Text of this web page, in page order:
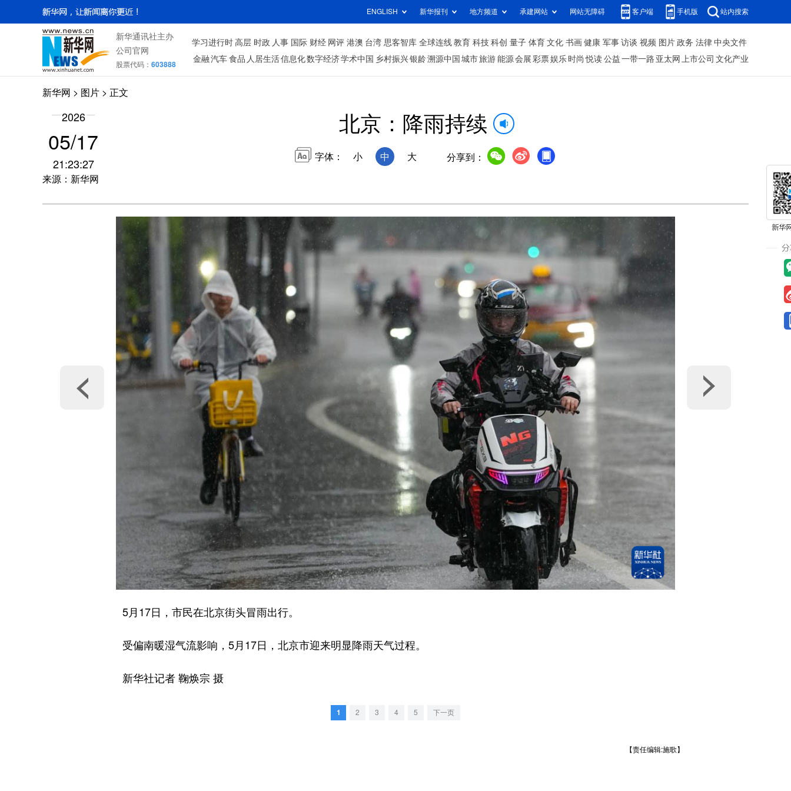
ENGLISH 新华报刊 地方频道 承建网站 网站无障碍 客户端 手机版 站内搜索
新华通讯社主办
公司官网
股票代码： 603888
学习进行时 高层 时政 人事 国际 财经 网评 港澳 台湾 思客智库 全球连线 教育 科技 科创 量子 体育 文化 书画 健康 军事 访谈 视频 图片 政务 法律 中央文件
金融 汽车 食品 人居生活信息化数字经济学术中国 乡村振兴银龄溯源中国 城市旅游 能源 会展 彩票娱乐 时尚 悦读 公益 一带一路 亚太网 上市公司 文化产业
新华网 > 图片 > 正文
2026
05/17
21:23:27
来源：新华网
北京：降雨持续
字体： 小 中 大 分享到：
5月17日，市民在北京街头冒雨出行。
受偏南暖湿气流影响，5月17日，北京市迎来明显降雨天气过程。
新华社记者 鞠焕宗 摄
1 2 3 4 5 下一页
【责任编辑:施歌】